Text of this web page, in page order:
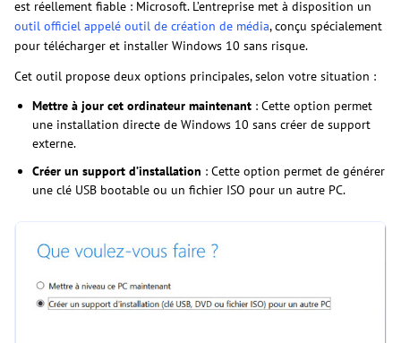
est réellement fiable : Microsoft. L’entreprise met à disposition un
outil officiel appelé outil de création de média, conçu spécialement
pour télécharger et installer Windows 10 sans risque.
Cet outil propose deux options principales, selon votre situation :
Mettre à jour cet ordinateur maintenant : Cette option permet
une installation directe de Windows 10 sans créer de support
externe.
Créer un support d’installation : Cette option permet de générer
une clé USB bootable ou un fichier ISO pour un autre PC.